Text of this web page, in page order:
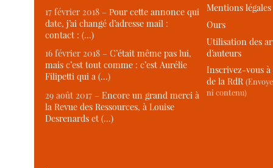
17 février 2018 –Pour cette annonce qui
date, j’ai changé d’adresse mail :
contact : (…)
16 février 2018 –C’était même pas lui,
mais c’est tout comme : c’est Aurélie
Filipetti qui a (…)
29 août 2017 –Encore un grand merci à
la Revue des Ressources, à Louise
Desrenards et (…)
Mentions légales
Ours
Utilisation des
d’auteurs
Inscrivez-vous
de la RdR
ni contenu)